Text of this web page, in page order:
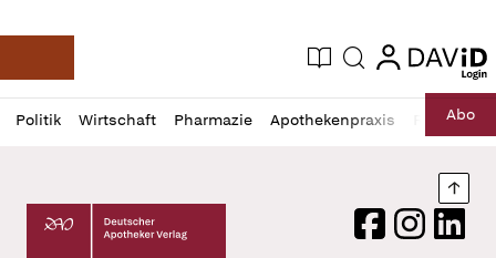
Deutsche Apotheker Zeitung
Aktuelle Ausgabe
Suche login
login
Politik Wirtschaft Pharmazie Apothekenpraxis RechtAbo
Profil
öffnen
Daz
Pur
Deutscher Apotheker Verlag Logo
FacebookInstagram